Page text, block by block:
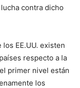
contra dicho
EE.UU. existen
respecto a la
primer nivel están
los